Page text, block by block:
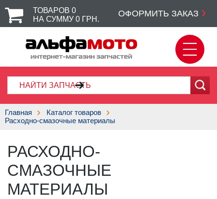
ТОВАРОВ 0
НА СУММУ 0 ГРН.
ОФОРМИТЬ ЗАКАЗ
Главная
Каталог товаров
Расходно-смазочные материалы
РАСХОДНО-
СМАЗОЧНЫЕ
МАТЕРИАЛЫ